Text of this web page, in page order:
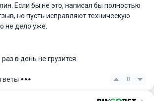
Если бы не это, написал бы полностью
но пусть исправляют техническую
не дело уже.
в день не грузится
0